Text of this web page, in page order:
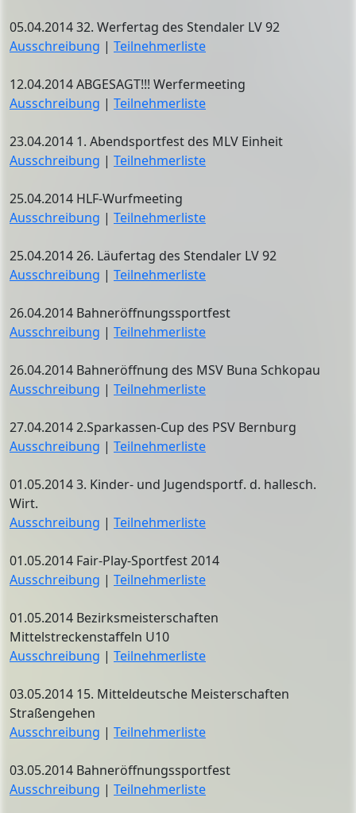
05.04.2014 32. Werfertag des Stendaler LV 92
Ausschreibung | Teilnehmerliste
12.04.2014 ABGESAGT!!! Werfermeeting
Ausschreibung | Teilnehmerliste
23.04.2014 1. Abendsportfest des MLV Einheit
Ausschreibung | Teilnehmerliste
25.04.2014 HLF-Wurfmeeting
Ausschreibung | Teilnehmerliste
25.04.2014 26. Läufertag des Stendaler LV 92
Ausschreibung | Teilnehmerliste
26.04.2014 Bahneröffnungssportfest
Ausschreibung | Teilnehmerliste
26.04.2014 Bahneröffnung des MSV Buna Schkopau
Ausschreibung | Teilnehmerliste
27.04.2014 2.Sparkassen-Cup des PSV Bernburg
Ausschreibung | Teilnehmerliste
01.05.2014 3. Kinder- und Jugendsportf. d. hallesch.
Wirt.
Ausschreibung | Teilnehmerliste
01.05.2014 Fair-Play-Sportfest 2014
Ausschreibung | Teilnehmerliste
01.05.2014 Bezirksmeisterschaften
Mittelstreckenstaffeln U10
Ausschreibung | Teilnehmerliste
03.05.2014 15. Mitteldeutsche Meisterschaften
Straßengehen
Ausschreibung | Teilnehmerliste
03.05.2014 Bahneröffnungssportfest
Ausschreibung | Teilnehmerliste